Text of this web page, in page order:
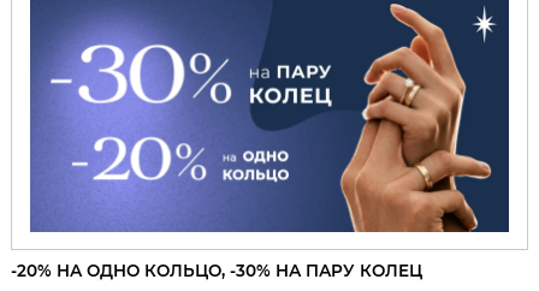
-20% НА ОДНО КОЛЬЦО, -30% НА ПАРУ КОЛЕЦ